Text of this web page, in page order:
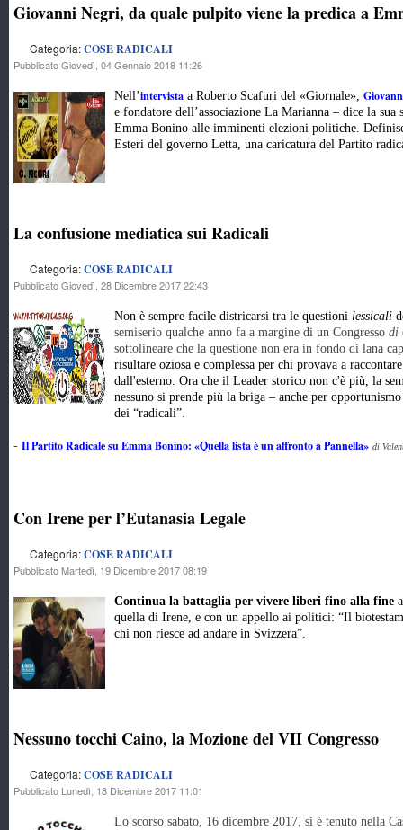
Giovanni Negri, da quale pulpito viene la predica a
Categoria:COSE RADICALI
Pubblicato Giovedì, 04 Gennaio 2018 11:26
Nell’intervista a Roberto Scafuri del «Giornale»,
e fondatore dell’associazione La Marianna – dice la
Emma Bonino alle imminenti elezioni politiche.
Esteri del governo Letta, una caricatura del Partito
La confusione mediatica sui Radicali
Categoria:COSE RADICALI
Pubblicato Giovedì, 28 Dicembre 2017 22:43
Non è sempre facile districarsi tra le questioni lessicali
semiserio qualche anno fa a margine di un Congresso di
sottolineare che la questione non era in fondo di lana cap
risultare oziosa e complessa per chi provava a
dall'esterno. Ora che il Leader storico non c'è più, la
nessuno si prende più la briga – anche per
dei “radicali”.
- Il Partito Radicale su Emma Bonino: «Quella lista è un affronto a Pannella» di
Con Irene per l’Eutanasia Legale
Categoria:COSE RADICALI
Pubblicato Martedì, 19 Dicembre 2017 08:19
Continua la battaglia per vivere liberi fino alla fine
quella di Irene, e con un appello ai politici: “Il
chi non riesce ad andare in Svizzera”.
Nessuno tocchi Caino, la Mozione del VII Congresso
Categoria:COSE RADICALI
Pubblicato Lunedì, 18 Dicembre 2017 11:01
Lo scorso sabato, 16 dicembre 2017, si è tenuto nella